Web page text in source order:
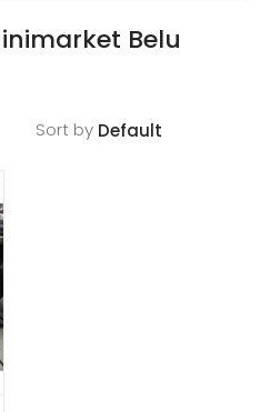
Belu
Sort by